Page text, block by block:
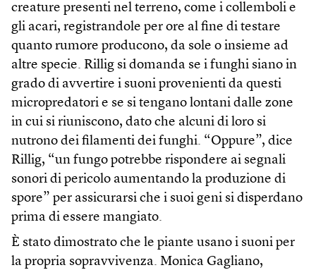
creature presenti nel terreno, come i collemboli e
gli acari, registrandole per ore al fine di testare
quanto rumore producono, da sole o insieme ad
altre specie. Rillig si domanda se i funghi siano in
grado di avvertire i suoni provenienti da questi
micropredatori e se si tengano lontani dalle zone
in cui si riuniscono, dato che alcuni di loro si
nutrono dei filamenti dei funghi. “Oppure”, dice
Rillig, “un fungo potrebbe rispondere ai segnali
sonori di pericolo aumentando la produzione di
spore” per assicurarsi che i suoi geni si disperdano
prima di essere mangiato.
È stato dimostrato che le piante usano i suoni per
la propria sopravvivenza. Monica Gagliano,